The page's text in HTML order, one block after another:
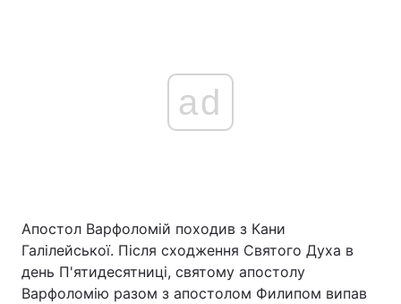
ad
Апостол Варфоломій походив з Кани
Галілейської. Після сходження Святого Духа в
день П'ятидесятниці, святому апостолу
Варфоломію разом з апостолом Филипом випав